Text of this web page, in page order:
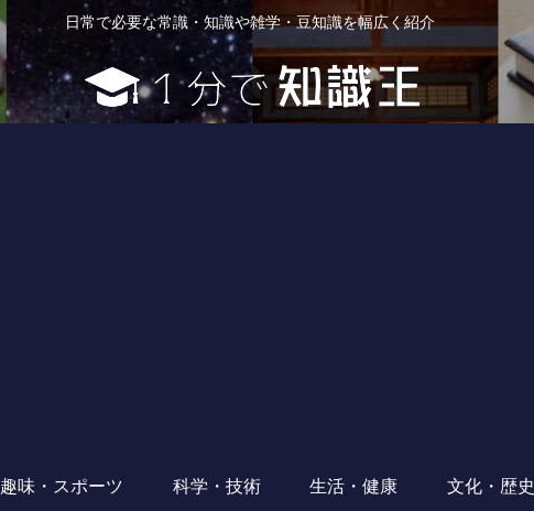
日常で必要な常識・知識や雑学・豆知識を幅広く紹介
趣味・スポーツ 科学・技術 生活・健康 文化・歴史